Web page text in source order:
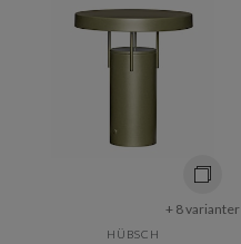
+ 8 varianter
HÜBSCH